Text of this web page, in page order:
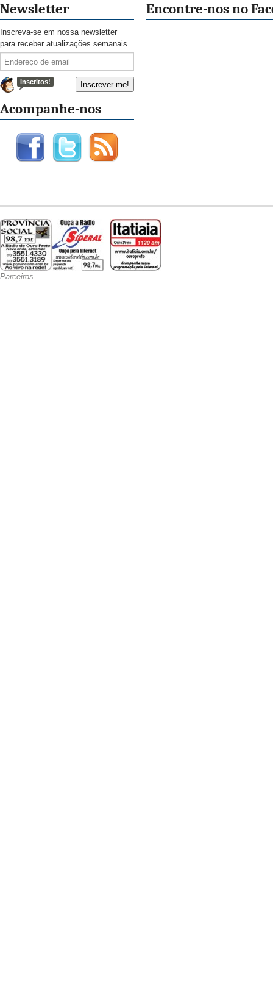
Newsletter
Inscreva-se em nossa newsletter
para receber atualizações semanais.
Inscritos!
Acompanhe-nos
Encontre-nos no
Parceiros